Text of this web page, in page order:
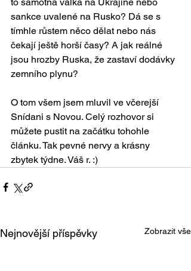
sankce uvalené na Rusko? Dá se s
tímhle růstem něco dělat nebo nás
čekají ještě horší časy? A jak reálné
jsou hrozby Ruska, že zastaví dodávky
zemního plynu?
O tom všem jsem mluvil ve včerejší
Snídani s Novou. Celý rozhovor si
můžete pustit na začátku tohohle
článku. Tak pevné nervy a krásny
zbytek týdne. Váš r. :)
Nejnovější příspěvky Zobrazit vše